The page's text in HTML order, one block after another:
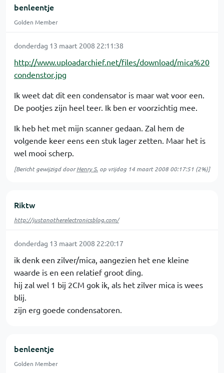
benleentje
Golden Member
donderdag 13 maart 2008 22:11:38
http://www.uploadarchief.net/files/download/mica%20
condenstor.jpg
Ik weet dat dit een condensator is maar wat voor een.
De pootjes zijn heel teer. Ik ben er voorzichtig mee.
Ik heb het met mijn scanner gedaan. Zal hem de
volgende keer eens een stuk lager zetten. Maar het is
wel mooi scherp.
[Bericht gewijzigd doorHenry S. op vrijdag 14 maart 2008 00:17:51 (2%)]
Riktw
http://justanotherelectronicsblog.com/
donderdag 13 maart 2008 22:20:17
ik denk een zilver/mica, aangezien het ene kleine
waarde is en een relatief groot ding.
hij zal wel 1 bij 2CM gok ik, als het zilver mica is wees
blij.
zijn erg goede condensatoren.
benleentje
Golden Member